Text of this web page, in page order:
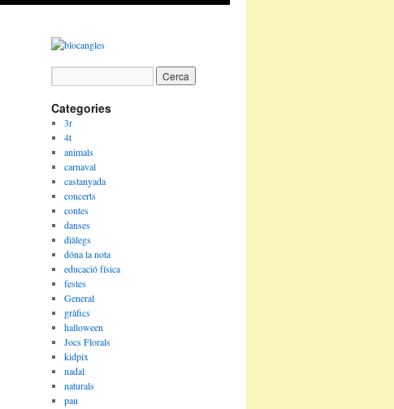
Categories
3r
4t
animals
carnaval
castanyada
concerts
contes
danses
diàlegs
dóna la nota
educació física
festes
General
gràfics
halloween
Jocs Florals
kidpix
nadal
naturals
pau